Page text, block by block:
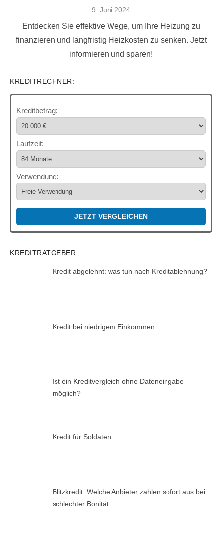
Veröffentlicht
9. Juni 2024
Entdecken Sie effektive Wege, um Ihre Heizung zu
finanzieren und langfristig Heizkosten zu senken. Jetzt
informieren und sparen!
KREDITRECHNER:
Kreditbetrag:
Laufzeit:
Verwendung:
JETZT VERGLEICHEN
KREDITRATGEBER:
Kredit abgelehnt: was tun nach Kreditablehnung?
Kredit bei niedrigem Einkommen
Ist ein Kreditvergleich ohne Dateneingabe
möglich?
Kredit für Soldaten
Blitzkredit: Welche Anbieter zahlen sofort aus bei
schlechter Bonität